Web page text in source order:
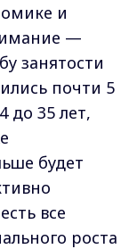
и
—
занятости
почти 5
до 35 лет,
будет
все
роста